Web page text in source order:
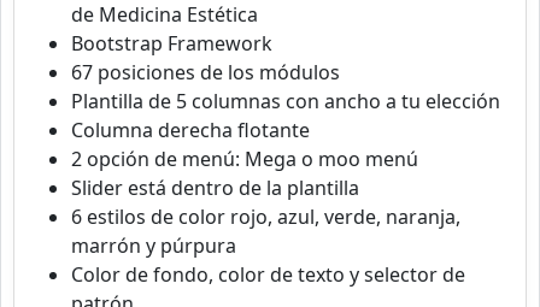
de Medicina Estética
Bootstrap Framework
67 posiciones de los módulos
Plantilla de 5 columnas con ancho a tu elección
Columna derecha flotante
2 opción de menú: Mega o moo menú
Slider está dentro de la plantilla
6 estilos de color rojo, azul, verde, naranja,
marrón y púrpura
Color de fondo, color de texto y selector de